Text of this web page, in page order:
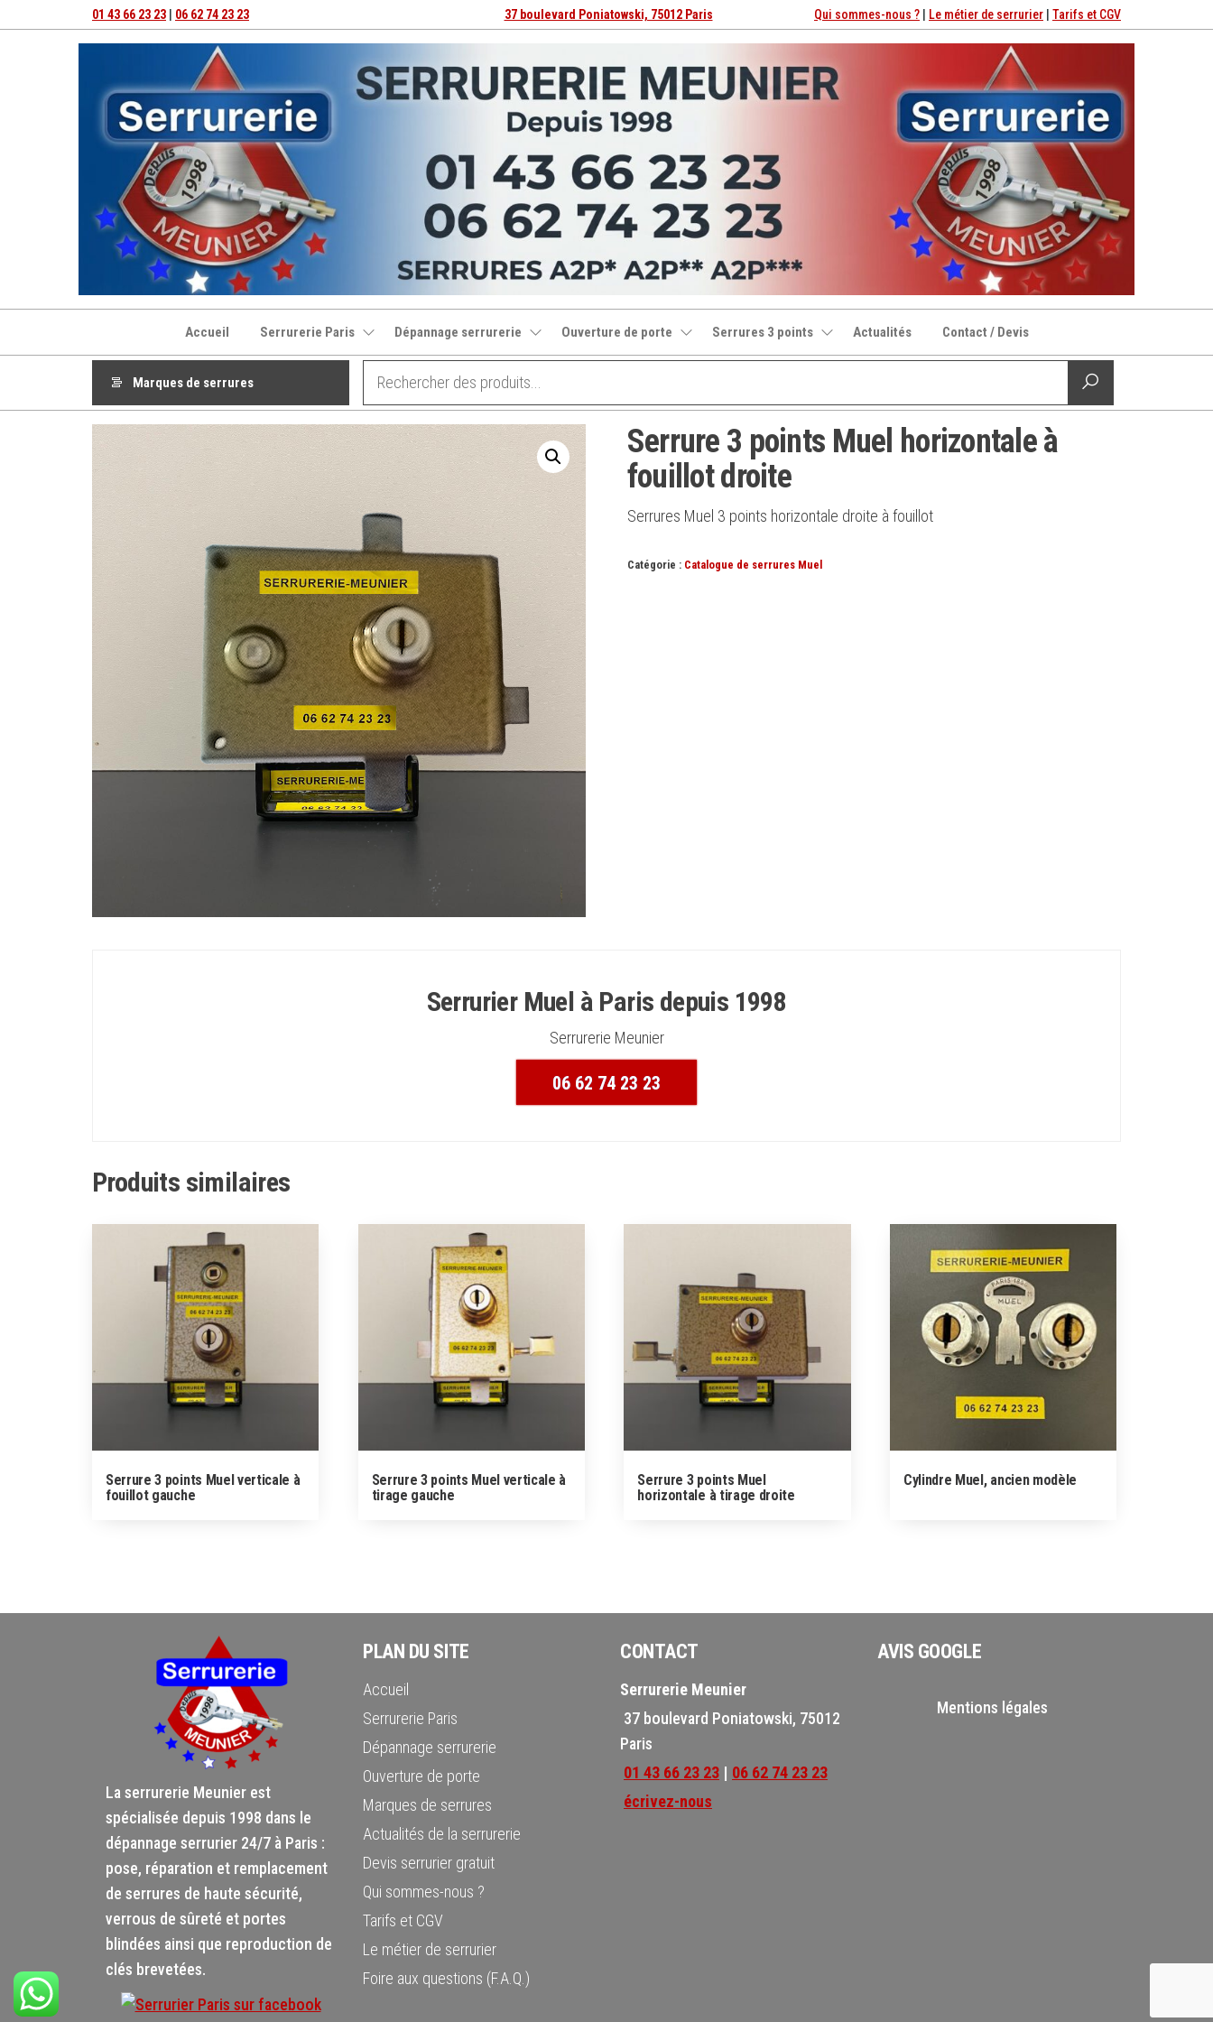
01 43 66 23 23 06 62 74 23 23 37 boulevard Poniatowski, 75012 Paris Qui sommes-nous ? Le métier de serrurier Tarifs et CGV
Accueil Serrurerie Paris Dépannage serrurerie Ouverture de porte Serrures 3 points Actualités Contact / Devis
Marques de serrures
Serrure 3 points Muel horizontale à
fouillot droite
Serrures Muel 3 points horizontale droite à fouillot
Catégorie : Catalogue de serrures Muel
Serrurier Muel à Paris depuis 1998
Serrurerie Meunier
06 62 74 23 23
Produits similaires
Serrure 3 points Muel verticale à
fouillot gauche
Serrure 3 points Muel verticale à
tirage gauche
Serrure 3 points Muel
horizontale à tirage droite
Cylindre Muel, ancien modèle
La serrurerie Meunier est
spécialisée depuis 1998 dans le
dépannage serrurier 24/7 à Paris :
pose, réparation et remplacement
de serrures de haute sécurité,
verrous de sûreté et portes
blindées ainsi que reproduction de
clés brevetées.
PLAN DU SITE
Accueil
Serrurerie Paris
Dépannage serrurerie
Ouverture de porte
Marques de serrures
Actualités de la serrurerie
Devis serrurier gratuit
Qui sommes-nous ?
Tarifs et CGV
Le métier de serrurier
Foire aux questions (F.A.Q.)
CONTACT
Serrurerie Meunier
37 boulevard Poniatowski, 75012
Paris
01 43 66 23 23 | 06 62 74 23 23
écrivez-nous
AVIS GOOGLE
Mentions légales